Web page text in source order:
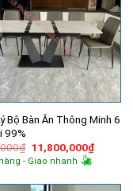
Bộ Bàn Ăn Thông Minh 6
99%
₫ Giá
gốc
là:
11,800,000₫Giá
hiện
- Giao nhanh